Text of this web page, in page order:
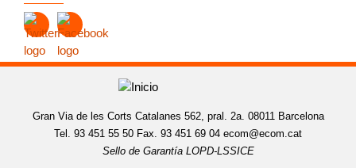
Gran Via de les Corts Catalanes 562, pral. 2a. 08011 Barcelona
Tel. 93 451 55 50 Fax. 93 451 69 04 ecom@ecom.cat
Sello de Garantía LOPD-LSSICE